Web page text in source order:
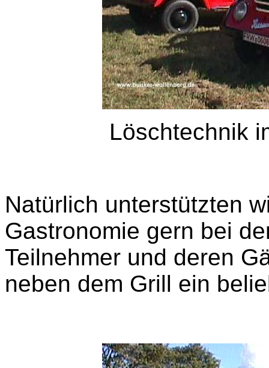
Löschtechnik
Natürlich unterstützten
Gastronomie gern bei
Teilnehmer und deren
neben dem Grill ein